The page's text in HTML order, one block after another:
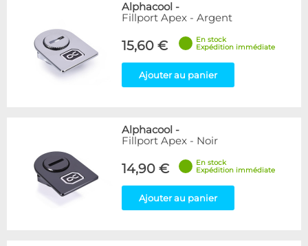
Alphacool -
Fillport Apex - Argent
15,60 €
En stock
Expédition immédiate
Ajouter au panier
Alphacool -
Fillport Apex - Noir
14,90 €
En stock
Expédition immédiate
Ajouter au panier